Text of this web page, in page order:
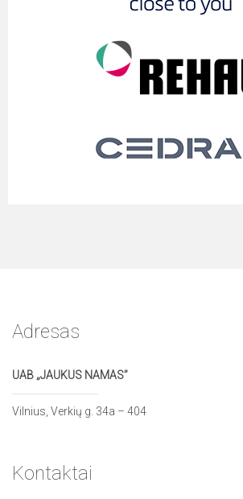
Adresas
UAB „JAUKUS NAMAS”
Vilnius, Verkių g. 34a – 404
Kontaktai